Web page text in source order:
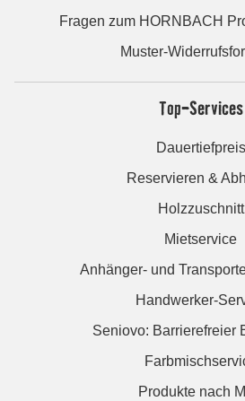
Fragen zum HORNBACH
Muster-
Top-Services
Dauertiefpreis
Reservieren &
Holzzuschnitt
Mietservice
Anhänger- und
Handwerker-
Seniovo: Barrierefreier
Produkte nach